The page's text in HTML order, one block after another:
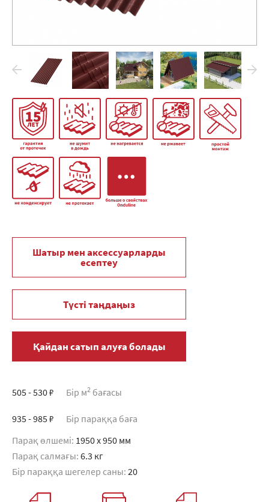
Шатыр мен аксессуарларды
есептеу
Түсті таңдаңыз
Қайдан сатып алуға болады
505 - 530 ₽ Бір м2 бағасы
935 - 985 ₽ Бір параққа баға
Парақ өлшемі: 1950 x 950 мм
Парақ салмағы: 6.3 кг
Бір параққа шегелер саны: 20